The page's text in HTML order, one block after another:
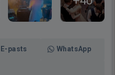
E-pasts WhatsApp